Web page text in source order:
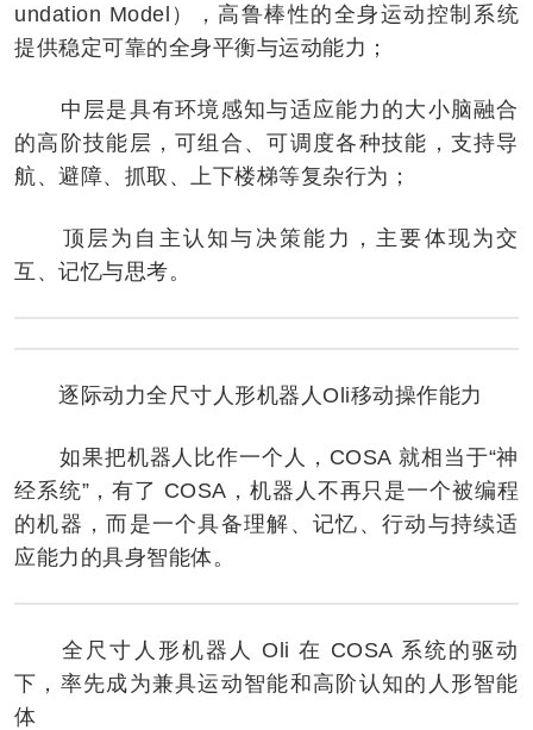
undation Model），高鲁棒性的全身运动控制系统
提供稳定可靠的全身平衡与运动能力；
中层是具有环境感知与适应能力的大小脑融合
的高阶技能层，可组合、可调度各种技能，支持导
航、避障、抓取、上下楼梯等复杂行为；
顶层为自主认知与决策能力，主要体现为交
互、记忆与思考。
逐际动力全尺寸人形机器人Oli移动操作能力
如果把机器人比作一个人，COSA 就相当于“神
经系统”，有了 COSA，机器人不再只是一个被编程
的机器，而是一个具备理解、记忆、行动与持续适
应能力的具身智能体。
全尺寸人形机器人 Oli 在 COSA 系统的驱动
下，率先成为兼具运动智能和高阶认知的人形智能
体